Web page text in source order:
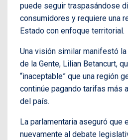
puede seguir traspasándose
consumidores y requiere una
Estado con enfoque territorial.
Una visión similar manifestó
de la Gente, Lilian Betancurt,
“inaceptable” que una región
continúe pagando tarifas más
del país.
La parlamentaria aseguró que
nuevamente al debate